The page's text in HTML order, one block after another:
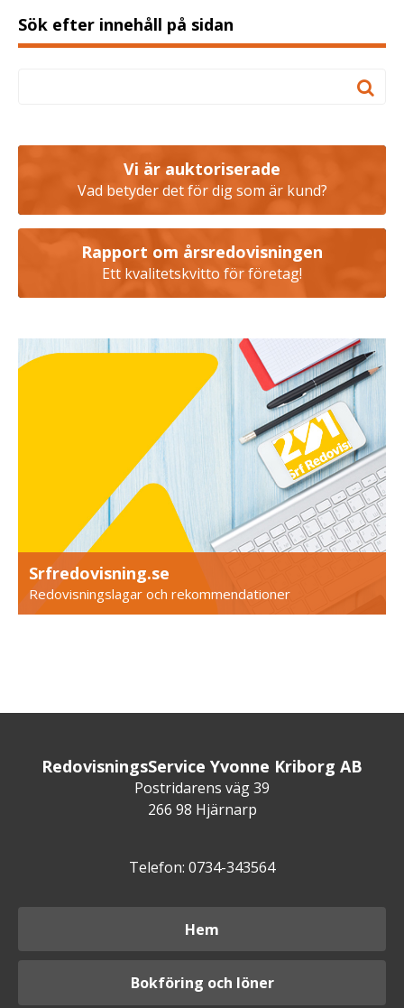
Sök efter innehåll på sidan
Vi är auktoriserade
Vad betyder det för dig som är kund?
Rapport om årsredovisningen
Ett kvalitetskvitto för företag!
Srfredovisning.se
Redovisningslagar och rekommendationer
RedovisningsService Yvonne Kriborg AB
Postridarens väg 39
266 98 Hjärnarp
Telefon: 0734-343564
Hem
Bokföring och löner